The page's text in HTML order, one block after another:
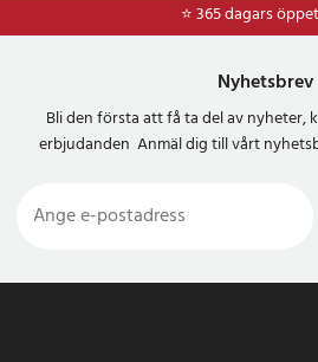
⭐ 365 dagars
⭐Frakt 49kr *
Nyhetsbrev
Bli den första att få ta del av nyheter,
erbjudanden Anmäl dig till vårt